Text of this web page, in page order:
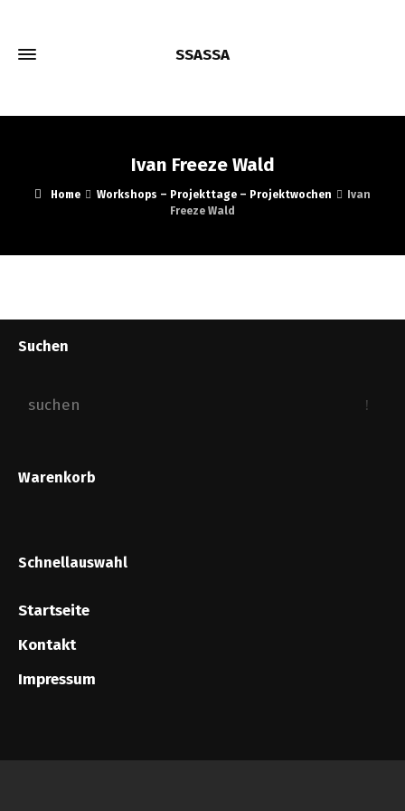
SSASSA
Ivan Freeze Wald
Home Workshops – Projekttage – Projektwochen
Ivan
Freeze Wald
Suchen
Warenkorb
Schnellauswahl
Startseite
Kontakt
Impressum